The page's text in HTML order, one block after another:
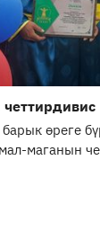
өреге
маганын